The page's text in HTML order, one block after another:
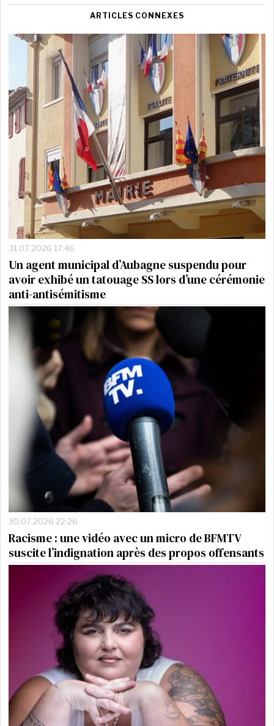
ARTICLES CONNEXES
31.07.2026 17:46
Un agent municipal d’Aubagne suspendu pour
avoir exhibé un tatouage SS lors d’une cérémonie
anti-antisémitisme
30.07.2026 22:26
Racisme : une vidéo avec un micro de BFMTV
suscite l’indignation après des propos offensants